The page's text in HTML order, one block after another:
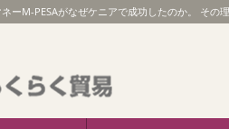
ーM-PESAがなぜケニアで成功したのか。 そ